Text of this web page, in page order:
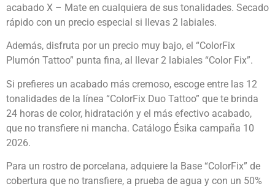
acabado X – Mate en cualquiera de sus tonalidades. Secado
rápido con un precio especial si llevas 2 labiales.
Además, disfruta por un precio muy bajo, el “ColorFix
Plumón Tattoo” punta fina, al llevar 2 labiales “Color Fix”.
Si prefieres un acabado más cremoso, escoge entre las 12
tonalidades de la línea “ColorFix Duo Tattoo” que te brinda
24 horas de color, hidratación y el más efectivo acabado,
que no transfiere ni mancha. Catálogo Ésika campaña 10
2026.
Para un rostro de porcelana, adquiere la Base “ColorFix” de
cobertura que no transfiere, a prueba de agua y con un 50%